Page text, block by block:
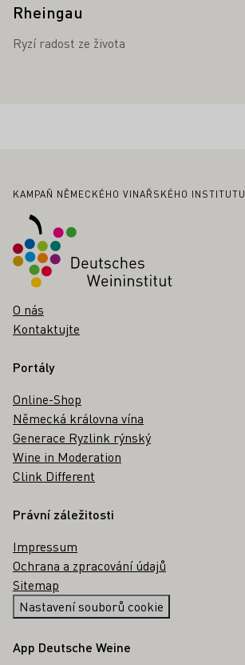
Rheingau
Ryzí radost ze života
Zápatí
KAMPAŇ NĚMECKÉHO VINAŘSKÉHO INSTITUTU
O nás
Kontaktujte
Portály
Online-Shop
Německá královna vína
Generace Ryzlink rýnský
Wine in Moderation
Clink Different
Právní záležitosti
Impressum
Ochrana a zpracování údajů
Sitemap
Nastavení souborů cookie
App Deutsche Weine